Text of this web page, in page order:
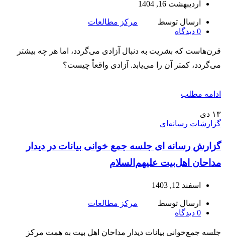
اردیبهشت 16, 1404
ارسال توسط
مرکز مطالعات
0 دیدگاه
قرن‌هاست که بشریت به دنبال آزادی می‌گردد، اما هر چه بیشتر
می‌گردد، کمتر آن را می‌یابد. آزادی واقعاً چیست؟
ادامه مطلب
۱۳ دی
گزارشات رسانه‌ای
گزارش رسانه ای جلسه جمع خوانی بیانات در دیدار
مداحان اهل‌بیت علیهم‌السلام
اسفند 12, 1403
ارسال توسط
مرکز مطالعات
0 دیدگاه
جلسه جمع‌خوانی بیانات دیدار مداحان اهل بیت به همت مرکز